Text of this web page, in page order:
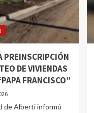
PREINSCRIPCIÓN
DE VIVIENDAS
FRANCISCO”
de Alberti informó